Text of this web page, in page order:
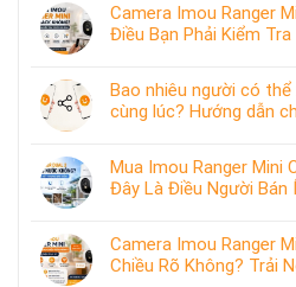
Camera Imou Ranger
Điều Bạn Phải Kiểm
Bao nhiêu người có
cùng lúc? Hướng dẫn
Mua Imou Ranger Mini
Đây Là Điều Người Bán
Camera Imou Ranger
Chiều Rõ Không? Trải